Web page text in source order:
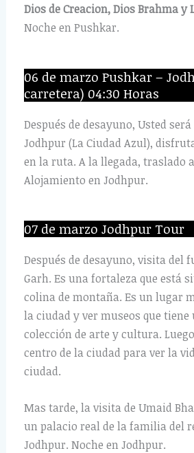
Dios de Creacion, Dios Brahma y
Noche en Pushkar.
06 de marzo Pushkar –
carretera) 04:30 Horas
Después de desayuno, Usted
Jodhpur (La Ciudad Azul),
en la ruta. A la llegada, traslado
Alojamiento en Jodhpur.
07 de marzo Jodhpur Tour
Después de desayuno, visita del
Garh. Es una fortaleza que está
colina de montaña. Es un lugar
la ciudad y ver museos que tiene
colección de arte y cultura.
centro de la ciudad para ver la
ciudad.
Mas tarde, la visita de Umaid
un palacio real de la familia del
Jodhpur. Noche en Jodhpur.